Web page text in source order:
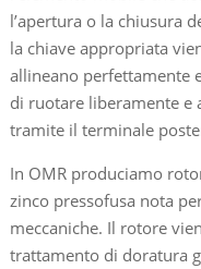
l’apertura o la chiusura
la chiave appropriata
allineano perfettamente
di ruotare liberamente e
tramite il terminale
In OMR produciamo
zinco pressofusa nota
meccaniche. Il rotore
trattamento di doratura